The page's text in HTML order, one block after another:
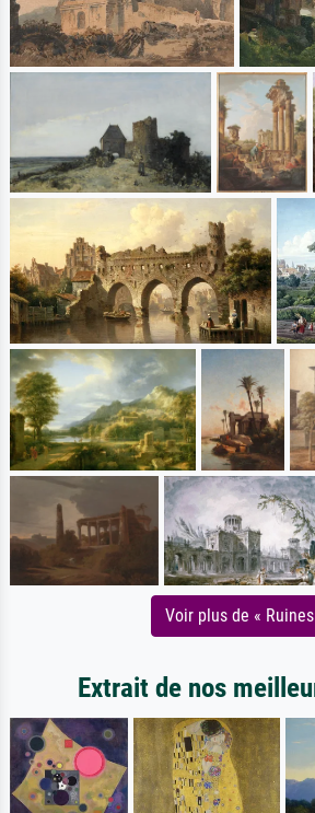
Voir plus de «
Extrait de nos